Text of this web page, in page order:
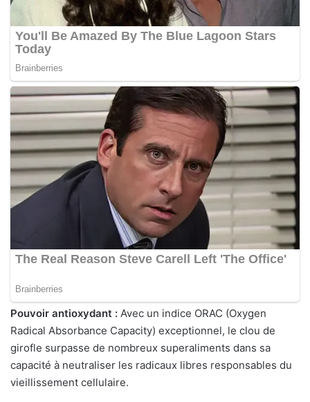
Pouvoir antioxydant : Avec un indice ORAC (Oxygen
Radical Absorbance Capacity) exceptionnel, le clou de
girofle surpasse de nombreux superaliments dans sa
capacité à neutraliser les radicaux libres responsables du
vieillissement cellulaire.